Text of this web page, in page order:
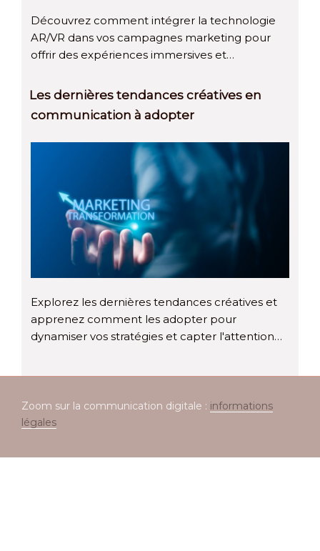
Découvrez comment intégrer la technologie
AR/VR dans vos campagnes marketing pour
offrir des expériences immersives et…
Les dernières tendances créatives en
communication à adopter
Explorez les dernières tendances créatives et
apprenez comment les adopter pour
dynamiser vos stratégies et capter l'attention…
Zoom sur la communication digitale : informations
légales